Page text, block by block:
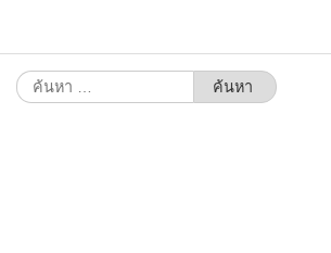
ค้นหา
สำหรับ: